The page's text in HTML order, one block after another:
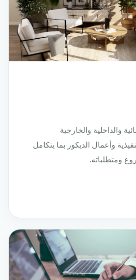
والداخلية والخارجية
وأعمال الديكور بما يتكامل
ومتطلباته.